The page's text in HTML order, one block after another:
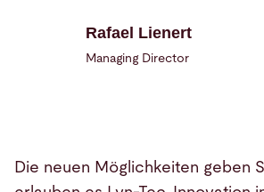
Rafael Lienert
Managing Director
Die neuen Möglichkeiten geben